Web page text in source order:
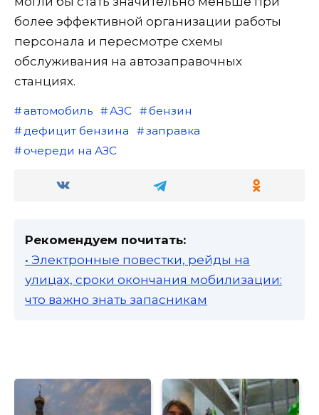
более эффективной организации работы
персонала и пересмотре схемы
обслуживания на автозаправочных
станциях.
автомобиль АЗС
бензин
дефицит бензина
заправка
очереди на АЗС
Рекомендуем почитать:
• Электронные повестки, рейды на
улицах, сроки окончания мобилизации:
что важно знать запасникам